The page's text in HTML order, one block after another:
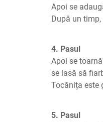
Apoi se
După un
4. Pasul
Apoi se
se lasă să
Tocănița este
5. Pasul